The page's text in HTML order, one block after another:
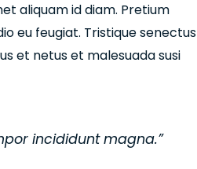
aliquam id diam. Pretium
eu feugiat. Tristique senectus
et netus et malesuada susi
incididunt magna.”